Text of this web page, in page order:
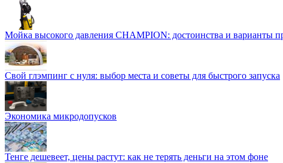
Мойка высокого давления CHAMPION: достоинства и варианты
Свой глэмпинг с нуля: выбор места и советы для быстрого запуска
Экономика микродопусков
Тенге дешевеет, цены растут: как не терять деньги на этом фоне